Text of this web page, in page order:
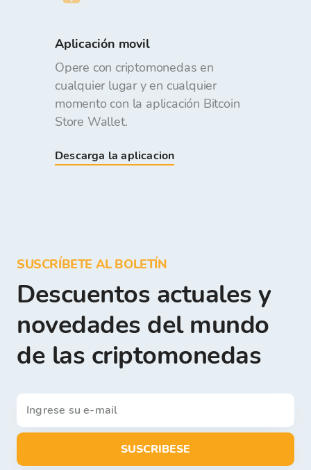
Aplicación movil
Opere con criptomonedas en
cualquier lugar y en cualquier
momento con la aplicación Bitcoin
Store Wallet.
Descarga la aplicacion
SUSCRÍBETE AL BOLETÍN
Descuentos actuales y
novedades del mundo
de las criptomonedas
SUSCRIBESE